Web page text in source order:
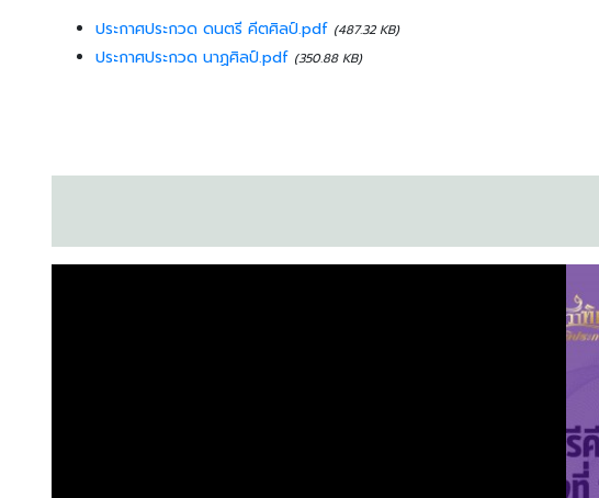
ประกาศประกวด ดนตรี คีตศิลป์.pdf (487.32 KB)
ประกาศประกวด นาฏศิลป์.pdf (350.88 KB)